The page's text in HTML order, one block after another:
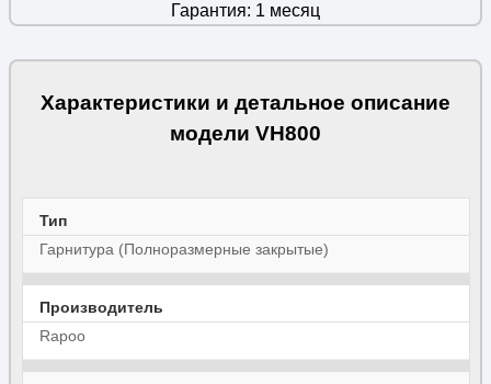
Гарантия: 1 месяц
Характеристики и детальное описание
модели VH800
Тип
Гарнитура (Полноразмерные закрытые)
Производитель
Rapoo